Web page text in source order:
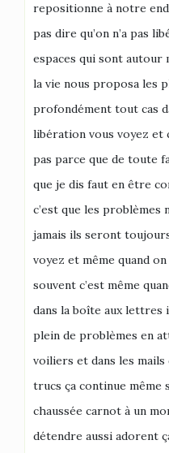
repositionne à notre
pas dire qu’on n’a pas
espaces qui sont autour
la vie nous proposa les
profondément tout cas
libération vous voyez et
pas parce que de toute
que je dis faut en être
c’est que les problèmes
jamais ils seront
voyez et même quand
souvent c’est même
dans la boîte aux lettres
plein de problèmes en
voiliers et dans les mails
trucs ça continue même
chaussée carnot à un
détendre aussi adorent